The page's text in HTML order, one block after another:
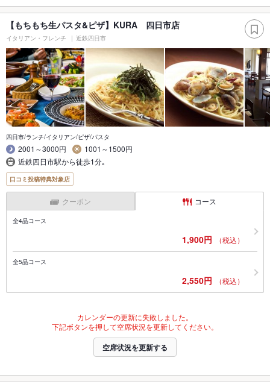
【もちもち生パスタ&ピザ】KURA 四日市店
イタリアン・フレンチ 近鉄四日市
四日市/ランチ/イタリアン/ピザ/パスタ
2001～3000円
1001～1500円
近鉄四日市駅から徒歩1分｡
口コミ投稿特典対象店
クーポン コース
全4品コース
1,900円 （税込）
全5品コース
2,550円 （税込）
カレンダーの更新に失敗しました。
下記ボタンを押して空席状況を更新してください。
空席状況を更新する